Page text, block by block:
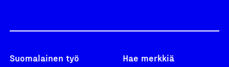
Suomalainen työ Hae merkkiä